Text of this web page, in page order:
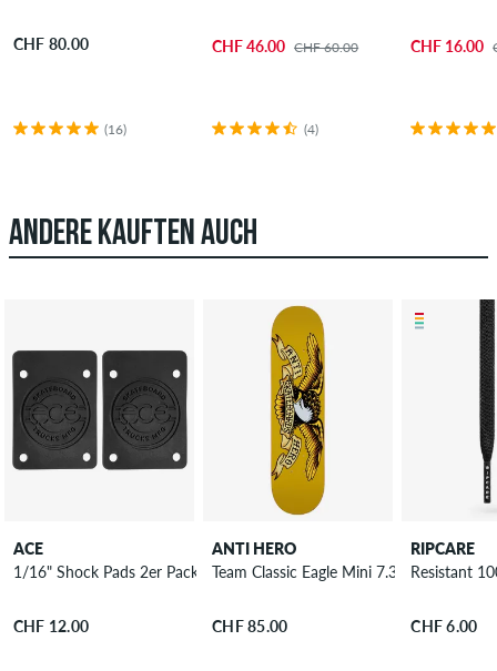
CHF 80.00
(16)
CHF 46.00 CHF 60.00
(4)
CHF 16.00
ANDERE KAUFTEN AUCH
ACE
1/16" Shock Pads 2er Pack
CHF 12.00
ANTI HERO
Team Classic Eagle Mini 7.3" Skateboard
CHF 85.00
RIPCARE
Resistant
CHF 6.00